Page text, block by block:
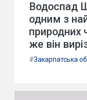
Водоспад
одним з
природних
же він
#Закарпатська